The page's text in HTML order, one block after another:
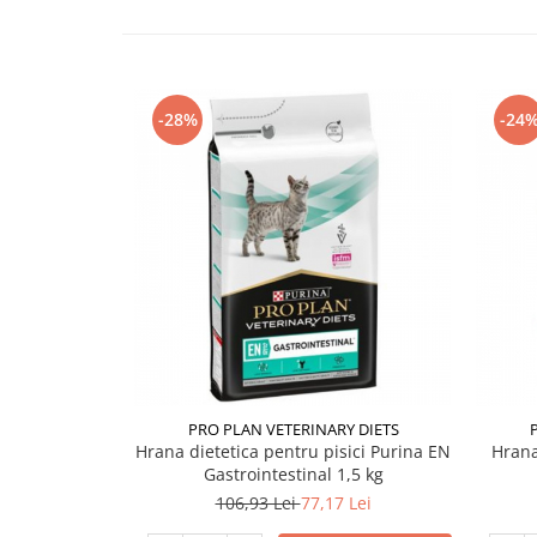
-28%
PRO PLAN VETERINARY DIETS
Hrana dietetica pentru pisici Purina EN
Gastrointestinal 1,5 kg
106,93 Lei77,17 Lei
-